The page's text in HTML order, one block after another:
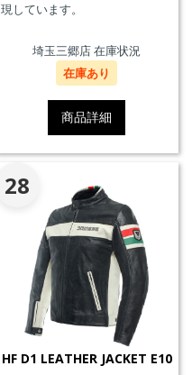
現しています。
埼玉三郷店 在庫状況
在庫あり
商品詳細
28
HF D1 LEATHER JACKET E10